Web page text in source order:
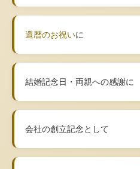
還暦のお祝いに
結婚記念日・両親への感謝に
会社の創立記念として